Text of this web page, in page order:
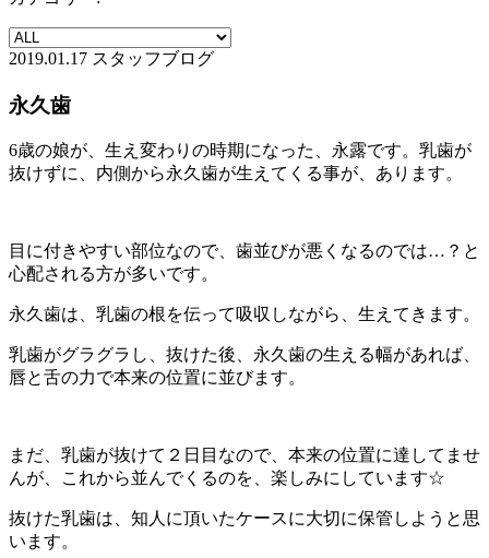
2019.01.17 スタッフブログ
永久歯
6歳の娘が、生え変わりの時期になった、永露です。乳歯が
抜けずに、内側から永久歯が生えてくる事が、あります。
目に付きやすい部位なので、歯並びが悪くなるのでは…？と
心配される方が多いです。
永久歯は、乳歯の根を伝って吸収しながら、生えてきます。
乳歯がグラグラし、抜けた後、永久歯の生える幅があれば、
唇と舌の力で本来の位置に並びます。
まだ、乳歯が抜けて２日目なので、本来の位置に達してませ
んが、これから並んでくるのを、楽しみにしています☆
抜けた乳歯は、知人に頂いたケースに大切に保管しようと思
います。